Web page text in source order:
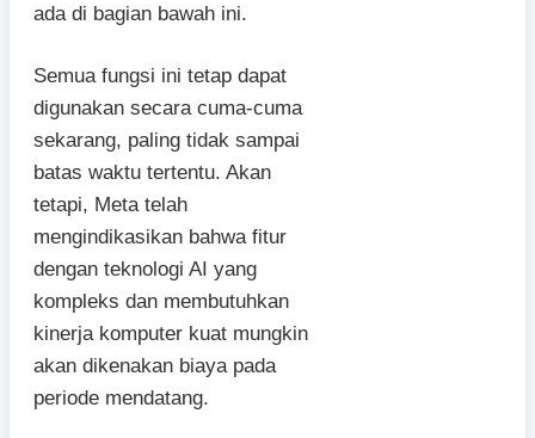
ada di bagian bawah ini.
Semua fungsi ini tetap dapat
digunakan secara cuma-cuma
sekarang, paling tidak sampai
batas waktu tertentu. Akan
tetapi, Meta telah
mengindikasikan bahwa fitur
dengan teknologi AI yang
kompleks dan membutuhkan
kinerja komputer kuat mungkin
akan dikenakan biaya pada
periode mendatang.